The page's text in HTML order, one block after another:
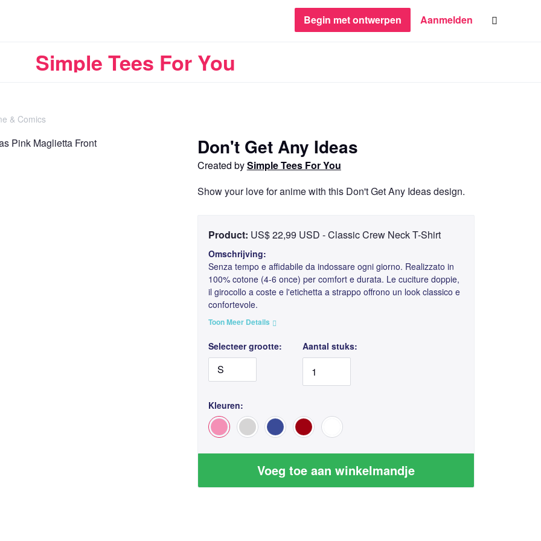
Begin met ontwerpen Aanmelden
Simple Tees For You
& Comics
Don't Get Any Ideas
Created bySimple Tees For You
Show your love for anime with this Don't Get Any Ideas design.
Product: US$ 22,99 USD - Classic Crew Neck T-Shirt
Omschrijving:
Senza tempo e affidabile da indossare ogni giorno. Realizzato in
100% cotone (4-6 once) per comfort e durata. Le cuciture doppie,
il girocollo a coste e l'etichetta a strappo offrono un look classico e
confortevole.
Toon Meer Details
Selecteer grootte: Aantal stuks:
Kleuren:
Voeg toe aan winkelmandje